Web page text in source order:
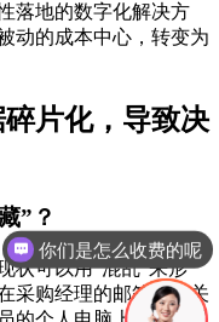
落地的数字化解决方
动的成本中心，转变为
片化，导致决
”？
状可以用“混乱”来形
采购经理的邮箱里；关
现在有优惠活动吗